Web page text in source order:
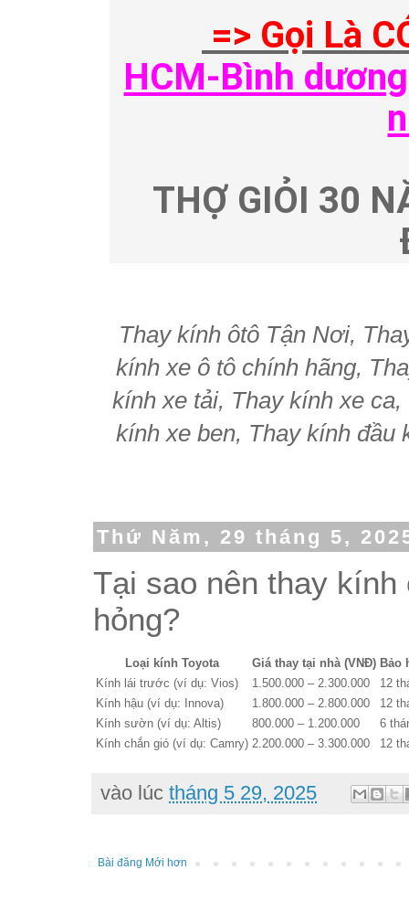
=> Gọi Là
HCM-Bình
THỢ GIỎI 30
Thay kính ôtô Tận Nơi,
kính xe ô tô chính hãng,
kính xe tải, Thay kính xe
kính xe ben, Thay kính đầu
Thứ Năm, 29 tháng 5,
Tại sao nên thay
hỏng?
Loại kính Toyota Giá thay tại nhà (VNĐ) Bảo
Kính lái trước (ví dụ: Vios)
1.500.000 – 2.300.000
12
Kính hậu (ví dụ: Innova)
1.800.000 – 2.800.000
12
Kính sườn (ví dụ: Altis)
800.000 – 1.200.000
6
Kính chắn gió (ví dụ: Camry) 2.200.000 – 3.300.000 12
vào lúc tháng 5 29, 2025
Bài đăng Mới hơn